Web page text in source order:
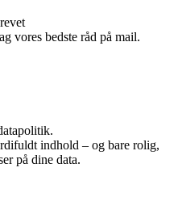
vores bedste råd på mail.
indhold – og bare rolig,
på dine data.